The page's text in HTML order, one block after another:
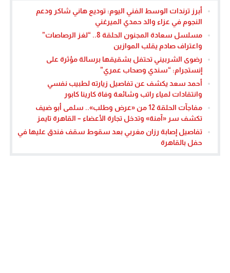
أبرز ترندات الوسط الفني اليوم: توديع هاني شاكر ودعم
النجوم في عزاء والد حمدي الميرغني
مسلسل سعادة المجنون الحلقة 8.. “لغز الرصاصات”
واعتراف صادم يقلب الموازين
رضوى الشربيني تحتفل بشقيقها برسالة مؤثرة على
إنستجرام: “سندي وصحاب عمري”
أحمد سعد يكشف عن تفاصيل زيارته لطبيب نفسي
وانتقادات لمياء راتب وشائعة وفاة كارينا كابور
مفاجآت الحلقة 12 من «عرض وطلب».. سلمى أبو ضيف
تكشف سر «آمنة» وتدخل تجارة الأعضاء – القاهرة تايمز
تفاصيل إصابة رزان مغربي بعد سقوط سقف فندق عليها في
حفل بالقاهرة